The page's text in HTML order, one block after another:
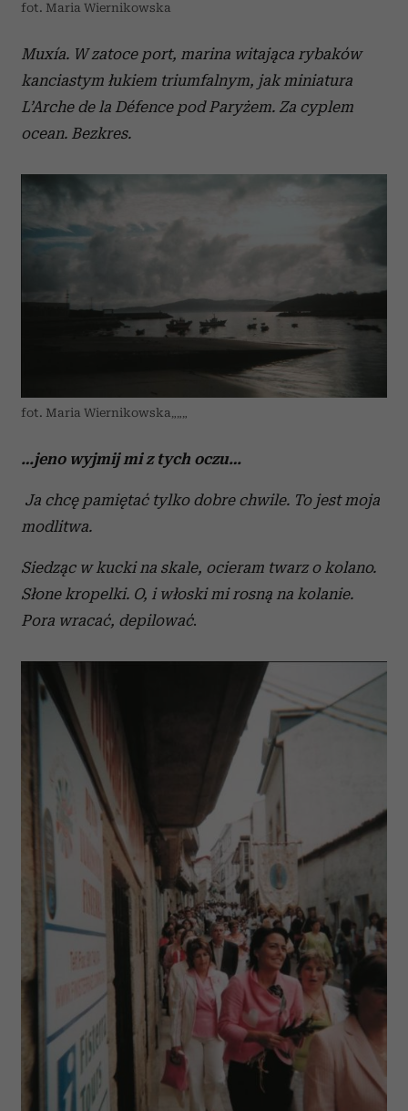
fot. Maria Wiernikowska
Muxía. W zatoce port, marina witająca rybaków
kanciastym łukiem triumfalnym, jak miniatura
L’Arche de la Défence pod Paryżem. Za cyplem
ocean. Bezkres.
fot. Maria Wiernikowska„„„
…jeno wyjmij mi z tych oczu…
Ja chcę pamiętać tylko dobre chwile. To jest moja
modlitwa.
Siedząc w kucki na skale, ocieram twarz o kolano.
Słone kropelki. O, i włoski mi rosną na kolanie.
Pora wracać, depilować.